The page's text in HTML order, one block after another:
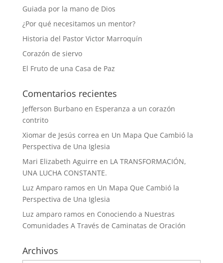
Guiada por la mano de Dios
¿Por qué necesitamos un mentor?
Historia del Pastor Victor Marroquín
Corazón de siervo
El Fruto de una Casa de Paz
Comentarios recientes
Jefferson Burbanoen Esperanza a un corazón
contrito
Xiomar de Jesús correa en Un Mapa Que Cambió la
Perspectiva de Una Iglesia
Mari Elizabeth Aguirre en LA TRANSFORMACIÓN,
UNA LUCHA CONSTANTE.
Luz Amparo ramos en Un Mapa Que Cambió la
Perspectiva de Una Iglesia
Luz amparo ramos en Conociendo a Nuestras
Comunidades A Través de Caminatas de Oración
Archivos